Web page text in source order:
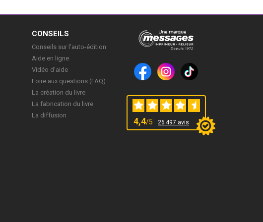
CONSEILS
Conseils sur l’auto-édition
Aide en ligne
Vidéo d’aide
Foire aux questions (FAQ)
La création du livre
La fabrication du livre
La diffusion
4,4/5 26 497 avis